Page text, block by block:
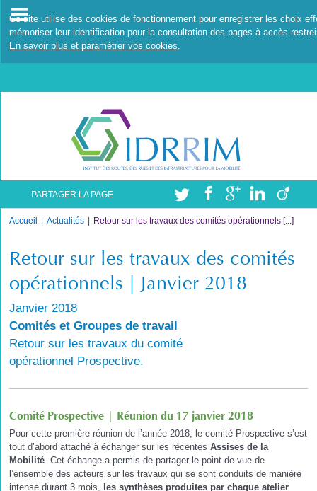
Ce site utilise des cookies de fonctionnement pour enregistrer les choix
mémoriser leur identification pour la consultation des pages à accès
En savoir plus et paramétrer vos cookies
PARTAGER LA PAGE
Accueil Actualités Retour sur les travaux des comités opérationnels [...]
Retour sur les travaux des comités
opérationnels | Janvier 2018
Janvier 2018
Comités et Groupes de travail
Retour sur les travaux du comité
opérationnel Prospective.
Comité Prospective | Réunion du 17 janvier 2018
Pour cette première réunion de l’année 2018, le comité Prospective s’est
tout d’abord attaché à échanger sur les récentes Assises de la
Mobilité. Cet échange a permis de partager le point de vue de
l’ensemble des acteurs sur les travaux qui se sont conduits de manière
intense durant 3 mois, les synthèses produites par chaque atelier